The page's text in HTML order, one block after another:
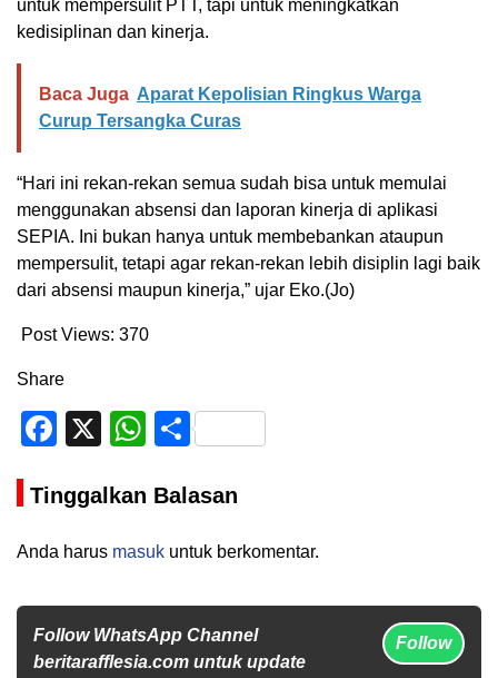
untuk mempersulit PTT, tapi untuk meningkatkan
kedisiplinan dan kinerja.
Baca Juga Aparat Kepolisian Ringkus Warga
Curup Tersangka Curas
“Hari ini rekan-rekan semua sudah bisa untuk memulai
menggunakan absensi dan laporan kinerja di aplikasi
SEPIA. Ini bukan hanya untuk membebankan ataupun
mempersulit, tetapi agar rekan-rekan lebih disiplin lagi baik
dari absensi maupun kinerja,” ujar Eko.(Jo)
Post Views: 370
Share
Facebook
X WhatsApp
Share
Tinggalkan Balasan
Anda harus masuk untuk berkomentar.
Follow WhatsApp Channel
beritarafflesia.com untuk update
Follow